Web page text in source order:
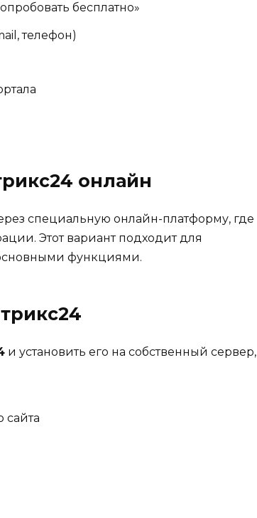
бесплатно»
телефон)
онлайн
специальную онлайн-платформу, где
Этот вариант подходит для
функциями.
и установить его на собственный сервер,
сайта